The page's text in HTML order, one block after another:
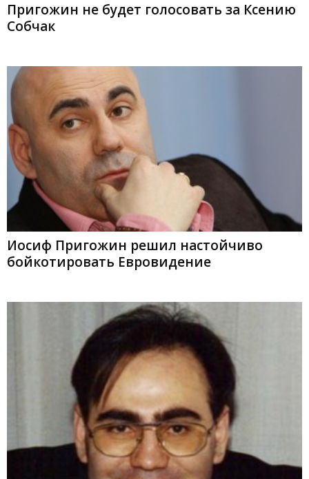
Пригожин не будет голосовать за Ксению
Собчак
Иосиф Пригожин решил настойчиво
бойкотировать Евровидение